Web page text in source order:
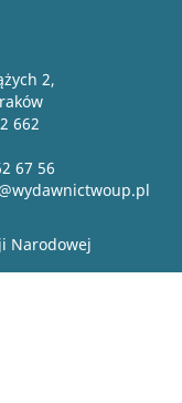
2,
662
67 56
Narodowej